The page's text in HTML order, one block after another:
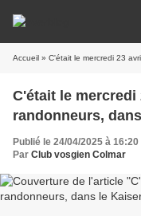
Accueil » C'était le mercredi 23
C'était le mercredi
randonneurs,
Publié le 24/04/2025 à 16:20
Par Club vosgien Colmar